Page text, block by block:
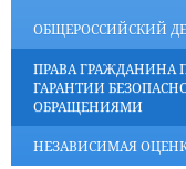
ОБЩЕРОССИЙСКИЙ
ПРАВА ГРАЖДАНИНА
ГАРАНТИИ
ОБРАЩЕНИЯМИ
НЕЗАВИСИМАЯ